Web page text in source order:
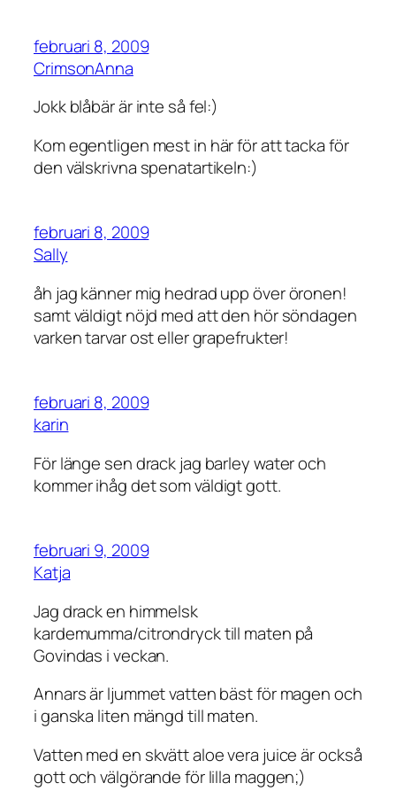
februari 8, 2009
CrimsonAnna
Jokk blåbär är inte så fel:)
Kom egentligen mest in här för att tacka för
den välskrivna spenatartikeln:)
februari 8, 2009
Sally
åh jag känner mig hedrad upp över öronen!
samt väldigt nöjd med att den hör söndagen
varken tarvar ost eller grapefrukter!
februari 8, 2009
karin
För länge sen drack jag barley water och
kommer ihåg det som väldigt gott.
februari 9, 2009
Katja
Jag drack en himmelsk
kardemumma/citrondryck till maten på
Govindas i veckan.
Annars är ljummet vatten bäst för magen och
i ganska liten mängd till maten.
Vatten med en skvätt aloe vera juice är också
gott och välgörande för lilla maggen;)